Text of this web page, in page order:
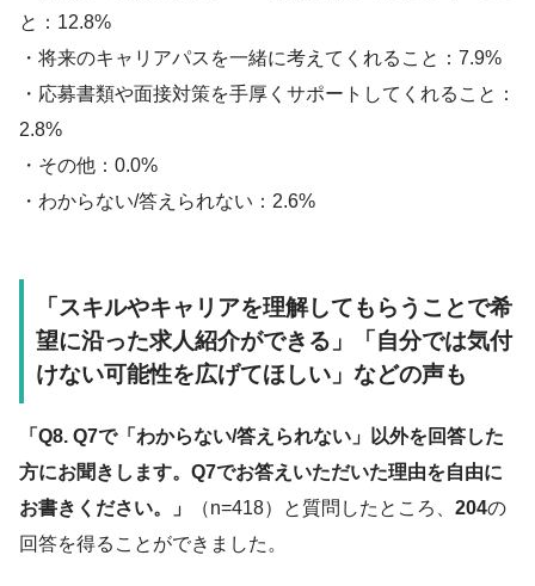
と：12.8%
・将来のキャリアパスを一緒に考えてくれること：7.9%
・応募書類や面接対策を手厚くサポートしてくれること：
2.8%
・その他：0.0%
・わからない/答えられない：2.6%
「スキルやキャリアを理解してもらうことで希
望に沿った求人紹介ができる」「自分では気付
けない可能性を広げてほしい」などの声も
「Q8. Q7で「わからない/答えられない」以外を回答した
方にお聞きします。Q7でお答えいただいた理由を自由に
お書きください。」
（n=418）と質問したところ、 204の
回答を得ることができました。